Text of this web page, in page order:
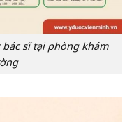
bác sĩ tại phòng khám